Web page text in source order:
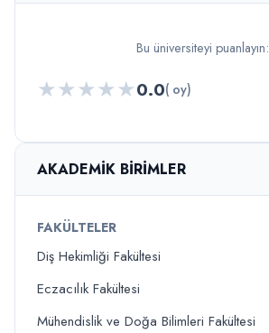
Bu üniversiteyi puanlayın:
★★★★★0.0( oy)
AKADEMIK BIRIMLER
FAKÜLTELER
Diş Hekimliği Fakültesi
Eczacılık Fakültesi
Mühendislik ve Doğa Bilimleri Fakültesi